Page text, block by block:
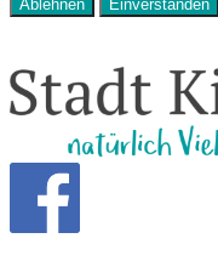
Ablehnen Einverstanden